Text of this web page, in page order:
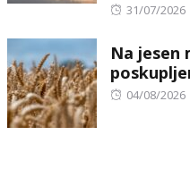
Posted
31/07/2026
Na jesen
Posted
04/08/2026